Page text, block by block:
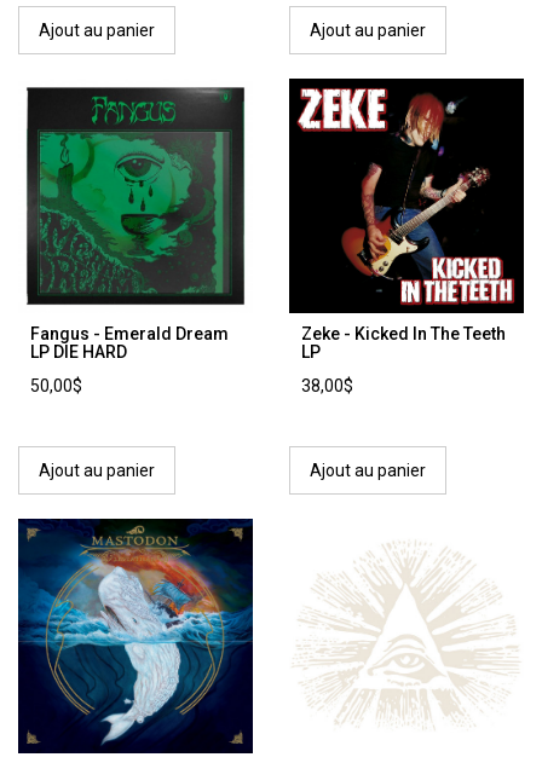
Ajout au panier Ajout au panier
Fangus - Emerald Dream
LP DIE HARD
50,00$
Ajout au panier
Zeke - Kicked In The Teeth
LP
38,00$
Ajout au panier